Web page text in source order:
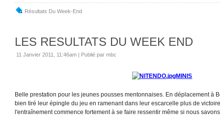
Résultats Du Week-End
LES RESULTATS DU WEEK END
11 Janvier 2011, 11:46am | Publié par mbc
MINIS
Belle prestation pour les jeunes pousses mentonnaises. En déplacement à
bien tiré leur épingle du jeu en ramenant dans leur escarcelle plus de
l'entraînement commence fortement à se faire ressentir même si nous